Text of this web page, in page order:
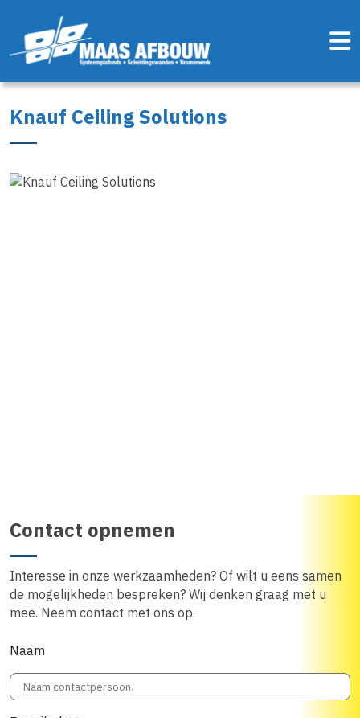
Knauf Ceiling Solutions
Contact opnemen
Interesse in onze werkzaamheden? Of wilt u eens samen
de mogelijkheden bespreken? Wij denken graag met u
mee. Neem contact met ons op.
Naam